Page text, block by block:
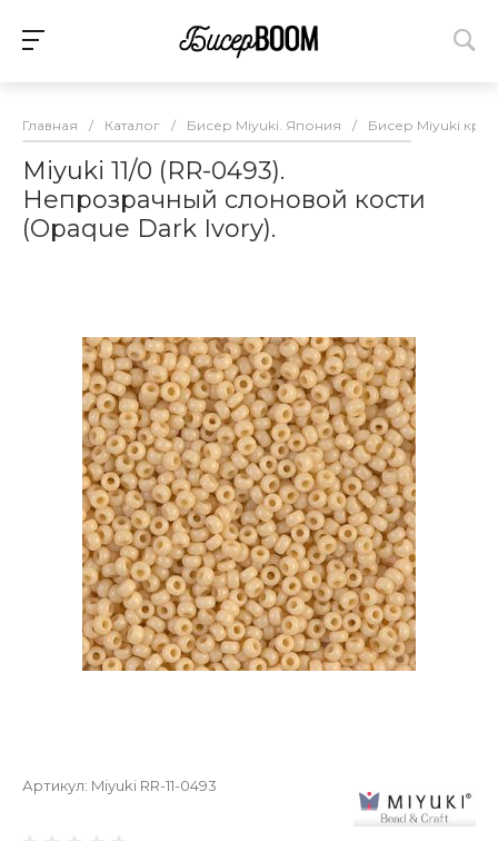
Главная / Каталог / Бисер Miyuki. Япония / Бисер Miyuki
Miyuki 11/0 (RR-0493).
Непрозрачный слоновой кости
(Opaque Dark Ivory).
Артикул: Miyuki RR-11-0493